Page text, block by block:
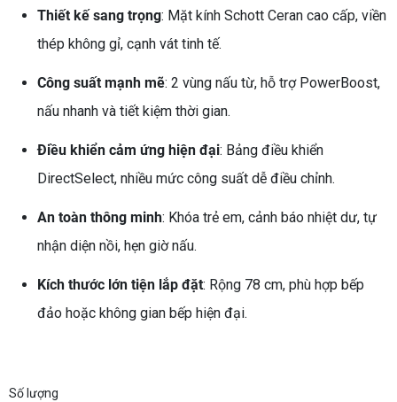
Thiết kế sang trọng: Mặt kính Schott Ceran cao cấp, viền
thép không gỉ, cạnh vát tinh tế.
Công suất mạnh mẽ: 2 vùng nấu từ, hỗ trợ PowerBoost,
nấu nhanh và tiết kiệm thời gian.
Điều khiển cảm ứng hiện đại: Bảng điều khiển
DirectSelect, nhiều mức công suất dễ điều chỉnh.
An toàn thông minh: Khóa trẻ em, cảnh báo nhiệt dư, tự
nhận diện nồi, hẹn giờ nấu.
Kích thước lớn tiện lắp đặt: Rộng 78 cm, phù hợp bếp
đảo hoặc không gian bếp hiện đại.
Số lượng